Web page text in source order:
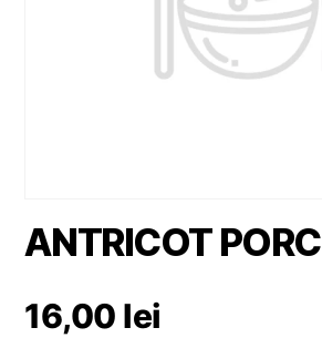
ANTRICOT PORC
16,00 lei